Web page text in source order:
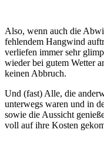
Also, wenn auch die
fehlendem Hangwind
verliefen immer sehr
wieder bei gutem Wetter
keinen Abbruch.
Und (fast) Alle, die
unterwegs waren und in
sowie die Aussicht
voll auf ihre Kosten